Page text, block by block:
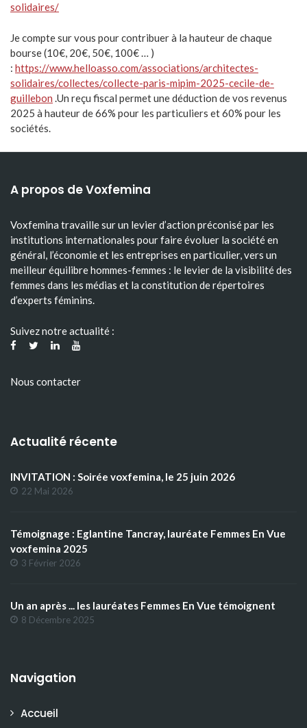
solidaires/
Je compte sur vous pour contribuer à la hauteur de chaque
bourse (10€, 20€, 50€, 100€ … )
: https://www.helloasso.com/associations/architectes-
solidaires/collectes/collecte-paris-mipim-2025-cecile-de-
guillebon .Un reçu fiscal permet une déduction de vos revenus
2025 à hauteur de 66% pour les particuliers et 60% pour les
sociétés.
A propos de Voxfemina
Voxfemina travaille sur un levier d’action préconisé par les
institutions internationales pour faire évoluer la société en
général, l’économie et les entreprises en particulier, vers un
meilleur équilibre hommes-femmes : le levier de la visibilité des
femmes dans les médias et la constitution de répertoires
d’experts féminins.
Suivez notre actualité :
Nous contacter
Actualité récente
INVITATION : Soirée voxfemina, le 25 juin 2026
22 Mai 2026
Témoignage : Eglantine Tancray, lauréate Femmes En Vue
voxfemina 2025
3 Février 2026
Un an après ... les lauréates Femmes En Vue témoignent
8 Décembre 2025
Navigation
Accueil